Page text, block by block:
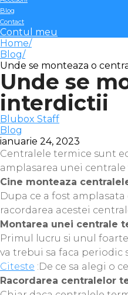
Blog
Contact
Contul meu
Home
Blog
Unde se monteaza o
Unde se
interdictii
Blubox Staff
Blog
ianuarie 24, 2023
Centralele termice sunt
amplasarea unei centrale
Cine monteaza
Dupa ce a fost
racordarea acestei
Montarea unei centrale
Primul lucru si unul
va trebui sa faca periodic
Citeste :De ce sa alegi o
Racordarea centralelor